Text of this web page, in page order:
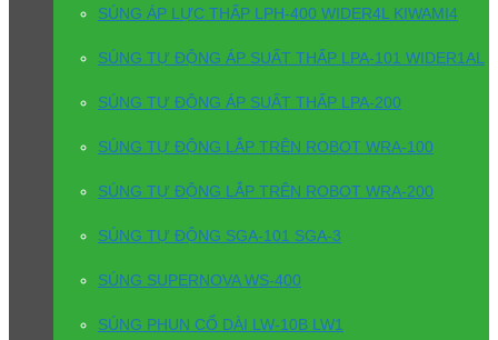
SÚNG ÁP LỰC THẤP LPH-400 WIDER4L KIWAMI4
SÚNG TỰ ĐỘNG ÁP SUẤT THẤP LPA-101 WIDER1AL
SÚNG TỰ ĐỘNG ÁP SUẤT THẤP LPA-200
SÚNG TỰ ĐỘNG LẮP TRÊN ROBOT WRA-100
SÚNG TỰ ĐỘNG LẮP TRÊN ROBOT WRA-200
SÚNG TỰ ĐỘNG SGA-101 SGA-3
SÚNG SUPERNOVA WS-400
SÚNG PHUN CỔ DÀI LW-10B LW1